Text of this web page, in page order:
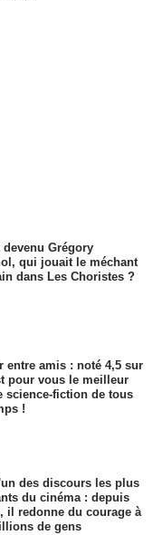
devenu Grégory
qui jouait le méchant
dans Les Choristes ?
entre amis : noté 4,5 sur
pour vous le meilleur
science-fiction de tous
!
des discours les plus
du cinéma : depuis
il redonne du courage à
de gens